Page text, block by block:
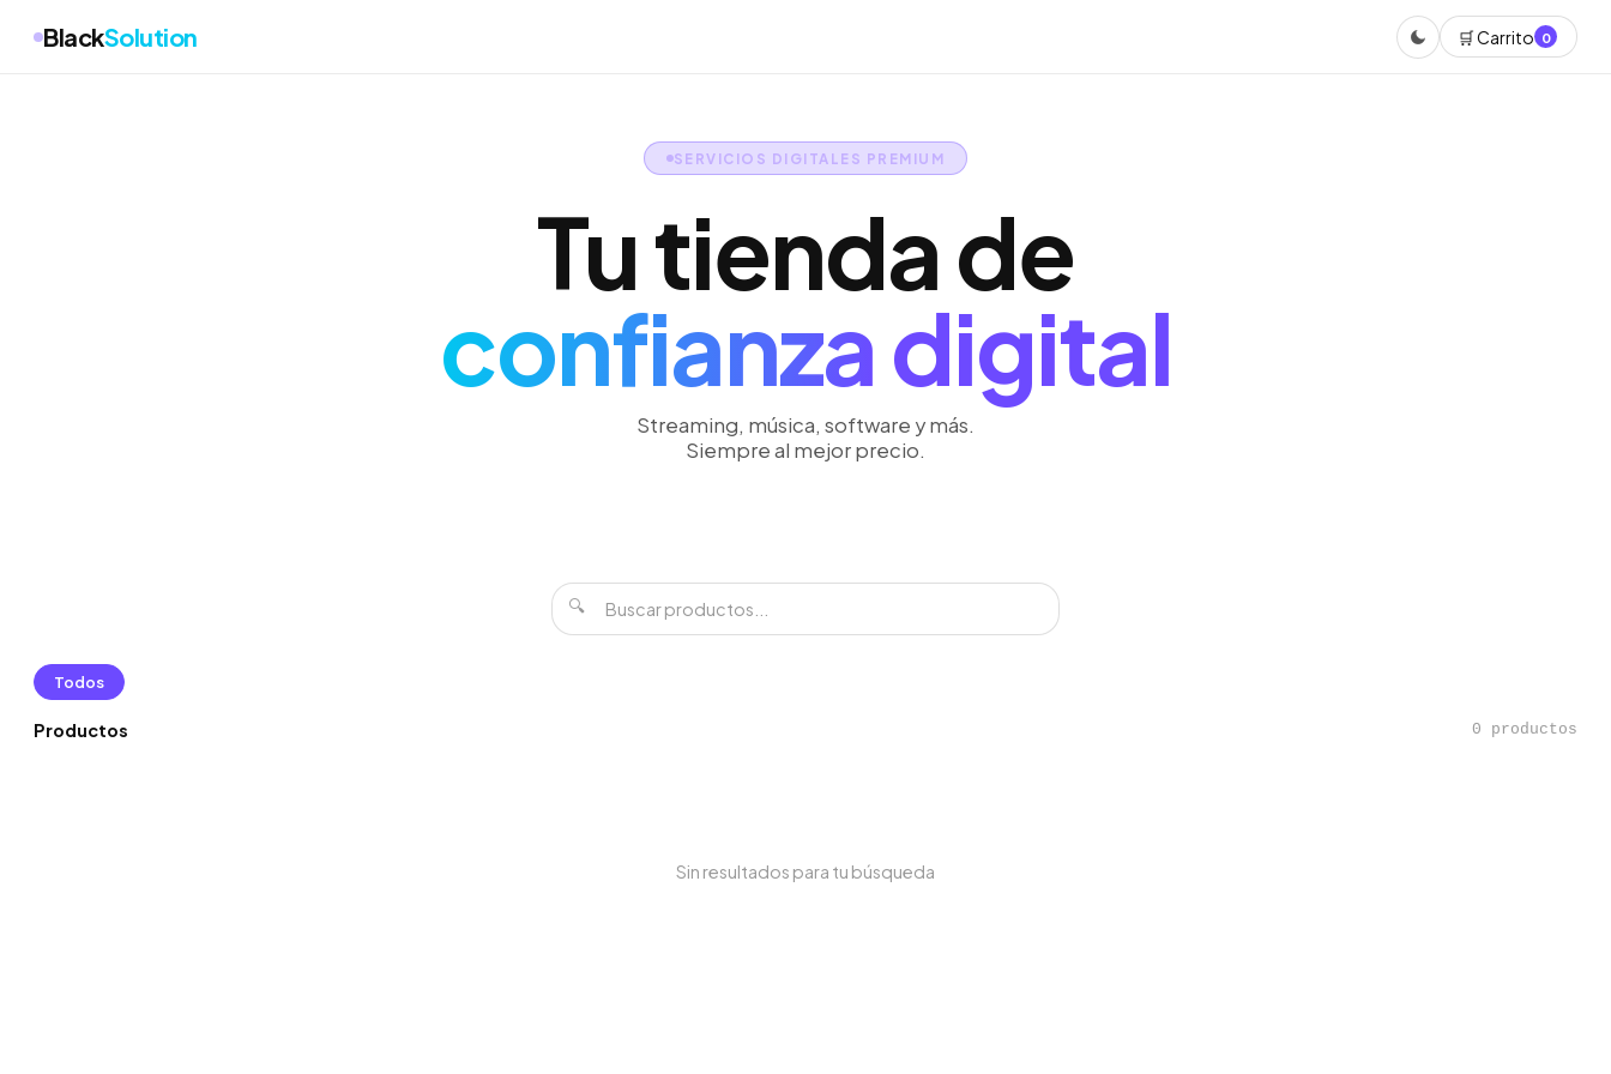
BlackSolution 🛒 Carrito 0
SERVICIOS DIGITALES PREMIUM
Tu tienda de
confianza digital
Streaming, música, software y más.
Siempre al mejor precio.
🔍
Todos
Productos 0 productos
Sin resultados para tu búsqueda